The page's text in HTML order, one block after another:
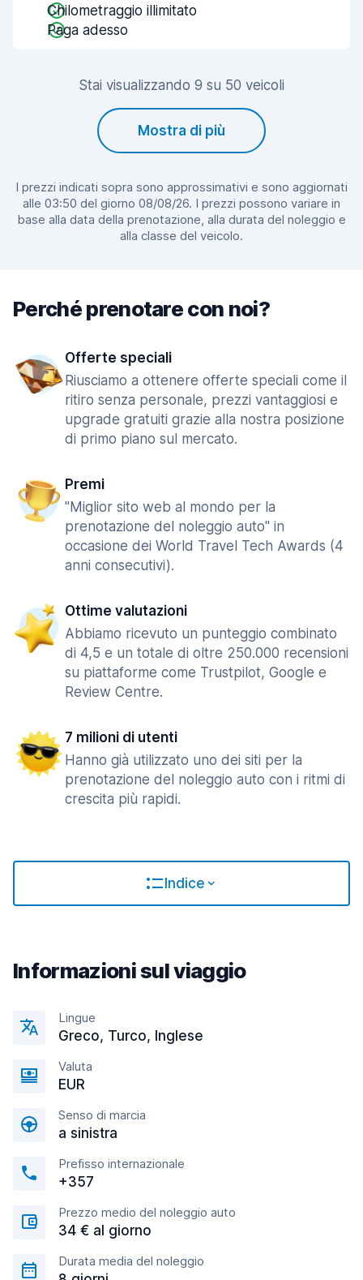
Chilometraggio illimitato
Paga adesso
Stai visualizzando 9 su 50 veicoli
Mostra di più
I prezzi indicati sopra sono approssimativi e sono aggiornati
alle 03:50 del giorno 08/08/26. I prezzi possono variare in
base alla data della prenotazione, alla durata del noleggio e
alla classe del veicolo.
Perché prenotare con noi?
Offerte speciali
Riusciamo a ottenere offerte speciali come il
ritiro senza personale, prezzi vantaggiosi e
upgrade gratuiti grazie alla nostra posizione
di primo piano sul mercato.
Premi
"Miglior sito web al mondo per la
prenotazione del noleggio auto" in
occasione dei World Travel Tech Awards (4
anni consecutivi).
Ottime valutazioni
Abbiamo ricevuto un punteggio combinato
di 4,5 e un totale di oltre 250.000 recensioni
su piattaforme come Trustpilot, Google e
Review Centre.
7 milioni di utenti
Hanno già utilizzato uno dei siti per la
prenotazione del noleggio auto con i ritmi di
crescita più rapidi.
Indice
Informazioni sul viaggio
Lingue
Greco, Turco, Inglese
Valuta
EUR
Senso di marcia
a sinistra
Prefisso internazionale
+357
Prezzo medio del noleggio auto
34 € al giorno
Durata media del noleggio